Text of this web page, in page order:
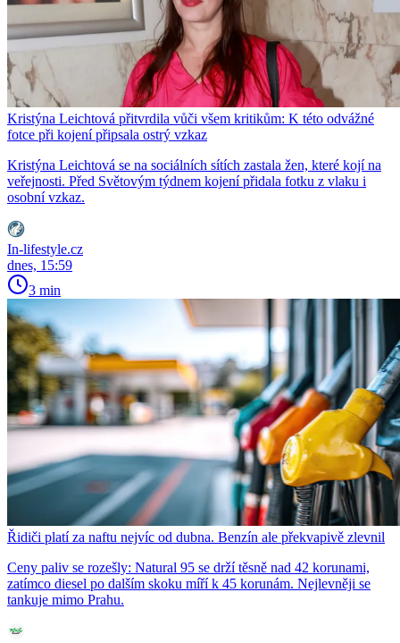
Kristýna Leichtová přitvrdila vůči všem kritikům: K této odvážné
fotce při kojení připsala ostrý vzkaz
Kristýna Leichtová se na sociálních sítích zastala žen, které kojí na
veřejnosti. Před Světovým týdnem kojení přidala fotku z vlaku i
osobní vzkaz.
In-lifestyle.cz
dnes, 15:59
3 min
Řidiči platí za naftu nejvíc od dubna. Benzín ale překvapivě zlevnil
Ceny paliv se rozešly: Natural 95 se drží těsně nad 42 korunami,
zatímco diesel po dalším skoku míří k 45 korunám. Nejlevněji se
tankuje mimo Prahu.